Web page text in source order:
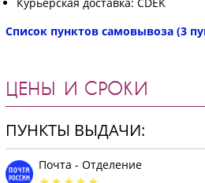
Список пунктов самовывоза (3
ЦЕНЫ И СРОКИ
ПУНКТЫ ВЫДАЧИ:
Почта - Отделение